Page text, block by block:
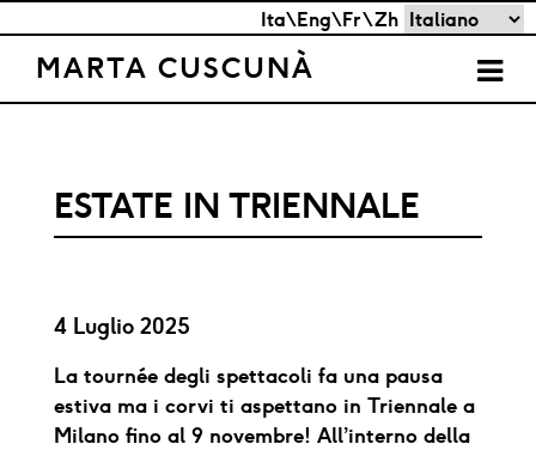
to
content
Ita\Eng\Fr\Zh Scegli
MARTA CUSCUNÀ
ESTATE IN TRIENNALE
4 Luglio 2025
La tournée degli spettacoli fa una pausa
estiva ma i corvi ti aspettano in Triennale a
Milano fino al 9 novembre! All’interno della